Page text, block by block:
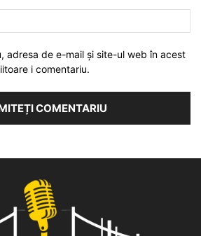
adresa de e-mail și site-ul web în acest
i comentariu.